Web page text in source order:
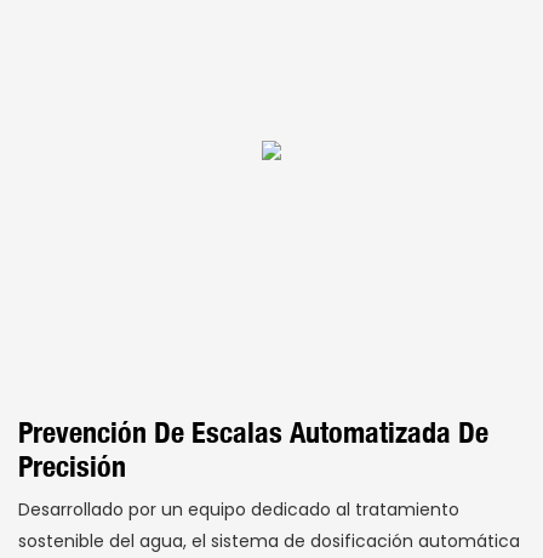
Prevención De Escalas Automatizada De
Precisión
Desarrollado por un equipo dedicado al tratamiento
sostenible del agua, el sistema de dosificación automática